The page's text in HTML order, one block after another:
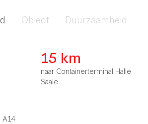
Object Duurzaamheid
15 km
naar Containerterminal Halle
Saale
A14